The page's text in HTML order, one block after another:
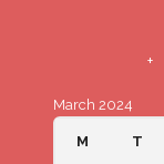
March 2024
M T